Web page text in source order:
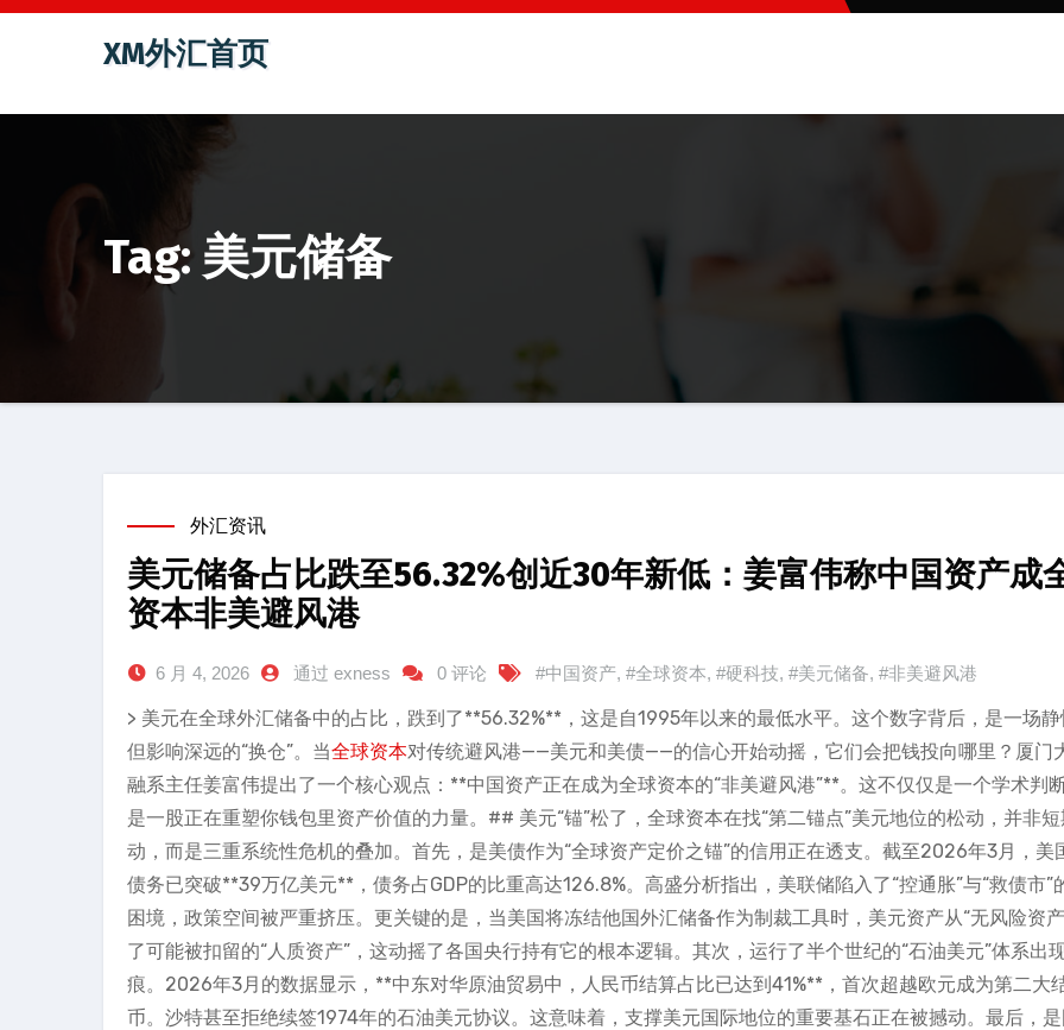
跳
容
XM外汇首页
Tag: 美元储备
外汇资讯
美元储备占比跌至56.32%创近30年新低：姜富伟称中国资产成
资本非美避风港
6 月 4, 2026 通过 exness 0 评论 #中国资产, #全球资本, #硬科技, #美元储备, #非美避风港
> 美元在全球外汇储备中的占比，跌到了**56.32%**，这是自1995年以来的最低水平。这个数字背后，是一场
但影响深远的“换仓”。当全球资本对传统避风港——美元和美债——的信心开始动摇，它们会把钱投向哪里？厦门
融系主任姜富伟提出了一个核心观点：**中国资产正在成为全球资本的“非美避风港”**。这不仅仅是一个学术判
是一股正在重塑你钱包里资产价值的力量。## 美元“锚”松了，全球资本在找“第二锚点”美元地位的松动，并非
动，而是三重系统性危机的叠加。首先，是美债作为“全球资产定价之锚”的信用正在透支。截至2026年3月，美
债务已突破**39万亿美元**，债务占GDP的比重高达126.8%。高盛分析指出，美联储陷入了“控通胀”与“救债市”
困境，政策空间被严重挤压。更关键的是，当美国将冻结他国外汇储备作为制裁工具时，美元资产从“无风险资
了可能被扣留的“人质资产”，这动摇了各国央行持有它的根本逻辑。其次，运行了半个世纪的“石油美元”体系出
痕。2026年3月的数据显示，**中东对华原油贸易中，人民币结算占比已达到41%**，首次超越欧元成为第二大
币。沙特甚至拒绝续签1974年的石油美元协议。这意味着，支撑美元国际地位的重要基石正在被撼动。最后，